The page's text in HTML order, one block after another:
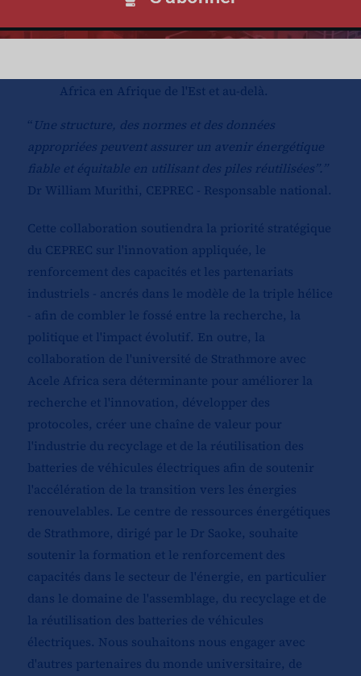
tels que la conférence sur la circularité au
Nigeria et la plateforme Nairobi 2026.
Africa en Afrique de l'Est et au-delà.
“ Une structure, des normes et des données
appropriées peuvent assurer un avenir énergétique
fiable et équitable en utilisant des piles réutilisées”.”
Dr William Murithi, CEPREC - Responsable national.
Cette collaboration soutiendra la priorité stratégique
du CEPREC sur l'innovation appliquée, le
renforcement des capacités et les partenariats
industriels - ancrés dans le modèle de la triple hélice
- afin de combler le fossé entre la recherche, la
politique et l'impact évolutif. En outre, la
collaboration de l'université de Strathmore avec
Acele Africa sera déterminante pour améliorer la
recherche et l'innovation, développer des
protocoles, créer une chaîne de valeur pour
l'industrie du recyclage et de la réutilisation des
batteries de véhicules électriques afin de soutenir
l'accélération de la transition vers les énergies
renouvelables. Le centre de ressources énergétiques
de Strathmore, dirigé par le Dr Saoke, souhaite
soutenir la formation et le renforcement des
capacités dans le secteur de l'énergie, en particulier
dans le domaine de l'assemblage, du recyclage et de
la réutilisation des batteries de véhicules
électriques. Nous souhaitons nous engager avec
d'autres partenaires du monde universitaire, de